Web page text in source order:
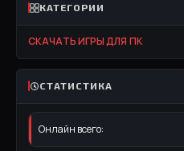
КАТЕГОРИИ
СКАЧАТЬ ИГРЫ ДЛЯ ПК
СТАТИСТИКА
Онлайн всего: